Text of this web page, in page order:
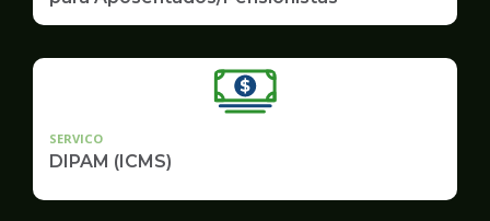
SERVICO
DIPAM (ICMS)